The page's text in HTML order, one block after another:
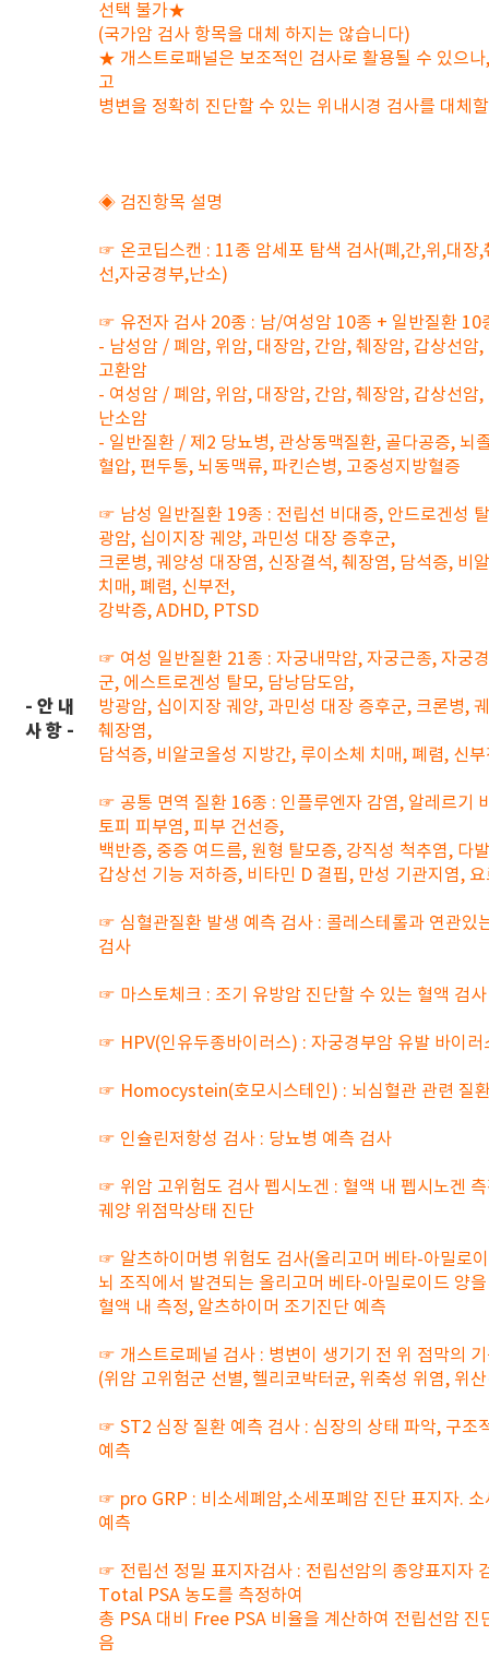
- 안 내
사 항 -
선택 불가★
(국가암 검사 항목을 대체 하지는 않습니다)
★ 개스트로패널은 보조적인 검사로 활용될 수 있으
고
병변을 정확히 진단할 수 있는 위내시경 검사를 대체
◈ 검진항목 설명
☞ 온코딥스캔 : 11종 암세포 탐색 검사(폐,간,위,대장,
선,자궁경부,난소)
☞ 유전자 검사 20종 : 남/여성암 10종 + 일반질환 10
- 남성암 / 폐암, 위암, 대장암, 간암, 췌장암, 갑상선암
고환암
- 여성암 / 폐암, 위암, 대장암, 간암, 췌장암, 갑상선암
난소암
- 일반질환 / 제2 당뇨병, 관상동맥질환, 골다공증, 뇌
혈압, 편두통, 뇌동맥류, 파킨슨병, 고중성지방혈증
☞ 남성 일반질환 19종 : 전립선 비대증, 안드로겐성
광암, 십이지장 궤양, 과민성 대장 증후군,
크론병, 궤양성 대장염, 신장결석, 췌장염, 담석증, 비
치매, 폐렴, 신부전,
강박증, ADHD, PTSD
☞ 여성 일반질환 21종 : 자궁내막암, 자궁근종, 자궁
군, 에스트로겐성 탈모, 담낭담도암,
방광암, 십이지장 궤양, 과민성 대장 증후군, 크론병,
췌장염,
담석증, 비알코올성 지방간, 루이소체 치매, 폐렴, 신
☞ 공통 면역 질환 16종 : 인플루엔자 감염, 알레르기
토피 피부염, 피부 건선증,
백반증, 중증 여드름, 원형 탈모증, 강직성 척추염, 다
갑상선 기능 저하증, 비타민 D 결핍, 만성 기관지염,
☞ 심혈관질환 발생 예측 검사 : 콜레스테롤과 연관있
검사
☞ 마스토체크 : 조기 유방암 진단할 수 있는 혈액 검사
☞ HPV(인유두종바이러스) : 자궁경부암 유발 바이러
☞ Homocystein(호모시스테인) : 뇌심혈관 관련 질
☞ 인슐린저항성 검사 : 당뇨병 예측 검사
☞ 위암 고위험도 검사 펩시노겐 : 혈액 내 펩시노겐
궤양 위점막상태 진단
☞ 알츠하이머병 위험도 검사(올리고머 베타-아밀로
뇌 조직에서 발견되는 올리고머 베타-아밀로이드 양을
혈액 내 측정, 알츠하이머 조기진단 예측
☞ 개스트로페널 검사 : 병변이 생기기 전 위 점막의
(위암 고위험군 선별, 헬리코박터균, 위축성 위염, 위
☞ ST2 심장 질환 예측 검사 : 심장의 상태 파악, 구조
예측
☞ pro GRP : 비소세폐암,소세포폐암 진단 표지자. 소
예측
☞ 전립선 정밀 표지자검사 : 전립선암의 종양표지자
Total PSA 농도를 측정하여
총 PSA 대비 Free PSA 비율을 계산하여 전립선암 진
음